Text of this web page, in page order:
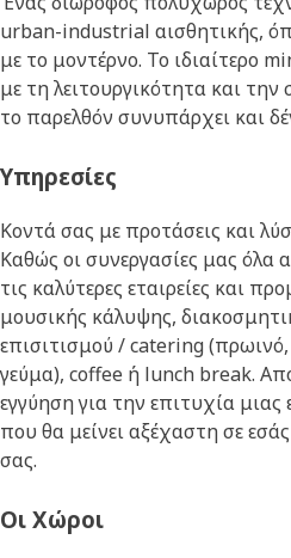
urban-industrial αισθητικής,
με το μοντέρνο. Το ιδιαίτερο
με τη λειτουργικότητα και
το παρελθόν συνυπάρχει και
Υπηρεσίες
Kοντά σας με προτάσεις και
Καθώς οι συνεργασίες μας όλα
τις καλύτερες εταιρείες και
μουσικής κάλυψης,
επισιτισμού / catering
γεύμα), coffee ή lunch break.
εγγύηση για την επιτυχία
που θα μείνει αξέχαστη σε
σας.
Οι Χώροι